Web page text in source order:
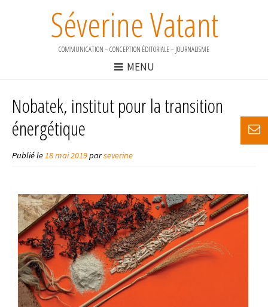
Séverine Vatant
COMMUNICATION – CONCEPTION ÉDITORIALE – JOURNALISME
MENU
Nobatek, institut pour la transition
énergétique
Publié le18 mai 2019parseverine